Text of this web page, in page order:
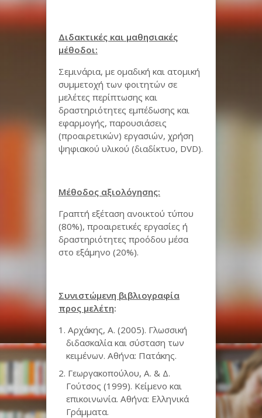
Διδακτικές και μαθησιακές
μέθοδοι:
Σεμινάρια, με ομαδική και ατομική
συμμετοχή των φοιτητών σε
μελέτες περίπτωσης και
δραστηριότητες εμπέδωσης και
εφαρμογής, παρουσιάσεις
(προαιρετικών) εργασιών, χρήση
ψηφιακού υλικού (διαδίκτυο, DVD).
Μέθοδος αξιολόγησης:
Γραπτή εξέταση ανοικτού τύπου
(80%), προαιρετικές εργασίες ή
δραστηριότητες προόδου μέσα
στο εξάμηνο (20%).
Συνιστώμενη βιβλιογραφία
προς μελέτη:
Αρχάκης, Α. (2005). Γλωσσική
διδασκαλία και σύσταση των
κειμένων. Αθήνα: Πατάκης.
Γεωργακοπούλου, Α. & Δ.
Γούτσος (1999). Κείμενο και
επικοινωνία. Αθήνα: Ελληνικά
Γράμματα.